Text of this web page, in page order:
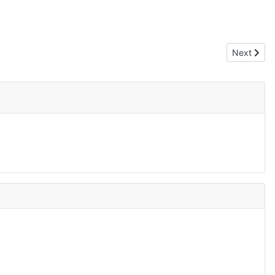
Next
Next